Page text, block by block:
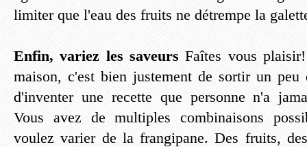
limiter que l'eau des fruits ne détrempe la
Enfin, variez les saveurs Faîtes vous
maison, c'est bien justement de sortir un peu
d'inventer une recette que personne n'a
Vous avez de multiples combinaisons
voulez varier de la frangipane. Des fruits,